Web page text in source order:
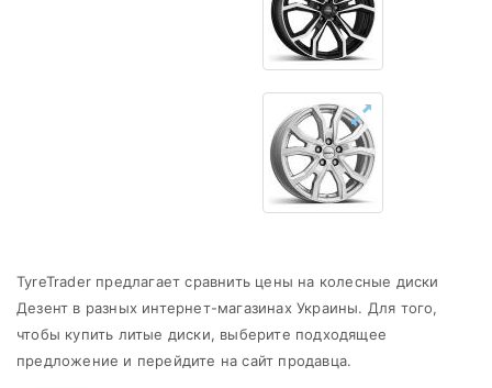
TyreTrader предлагает сравнить цены на колесные диски
Дезент в разных интернет-магазинах Украины. Для того,
чтобы купить литые диски, выберите подходящее
предложение и перейдите на сайт продавца.
до
Сбросить Подобрать